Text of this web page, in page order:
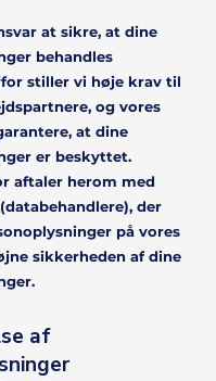
at sikre, at dine
behandles
stiller vi høje krav til
og vores
at dine
er beskyttet.
aftaler herom med
der
på vores
sikkerheden af dine
af